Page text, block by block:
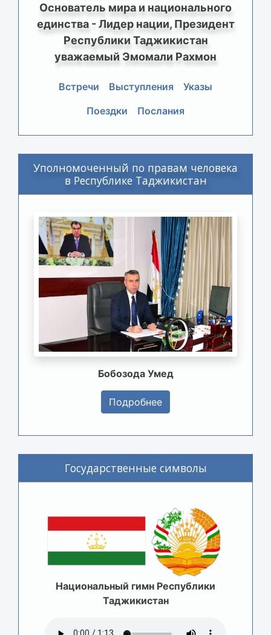
Основатель мира и национального
единства - Лидер нации, Президент
Республики Таджикистан
уважаемый Эмомали Рахмон
Встречи Выступления
Указы
Поездки
Послания
Уполномоченный по правам человека
в Республике Таджикистан
Бобозода Умед
Подробнее
Государственные символы
Национальный гимн Республики
Таджикистан